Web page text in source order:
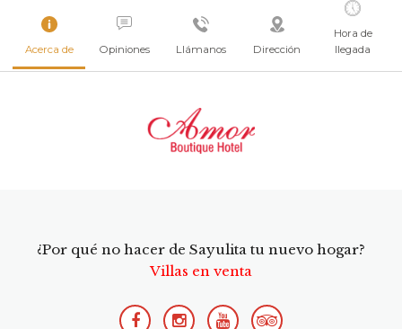
Acerca de Opiniones Llámanos Dirección
Hora de
llegada
¿Por qué no hacer de Sayulita tu nuevo hogar?
Villas en venta